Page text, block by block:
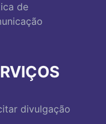
de
divulgação